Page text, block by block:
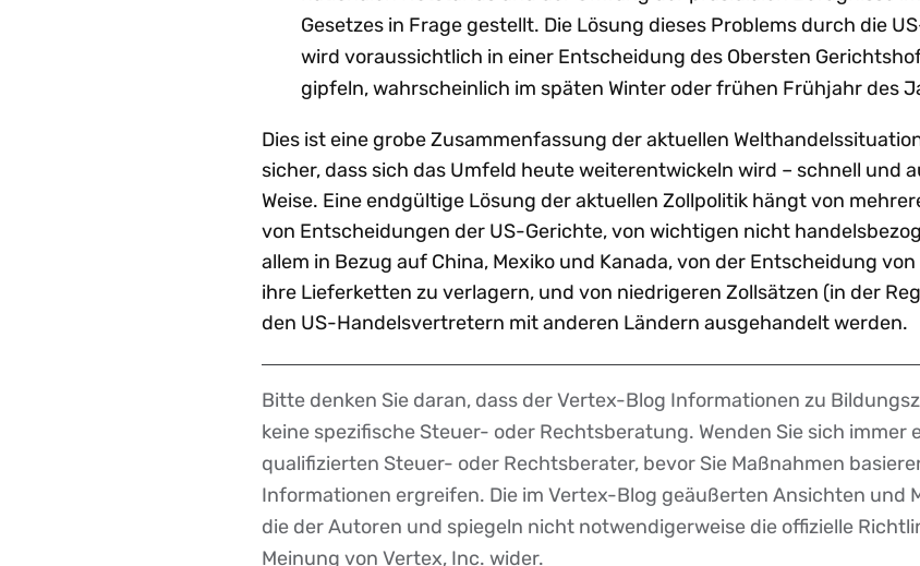
Gesetzes in Frage gestellt. Die Lösung dieses Problems durch die
wird voraussichtlich in einer Entscheidung des Obersten
gipfeln, wahrscheinlich im späten Winter oder frühen Frühjahr des
Dies ist eine grobe Zusammenfassung der aktuellen
sicher, dass sich das Umfeld heute weiterentwickeln wird – schnell und
Weise. Eine endgültige Lösung der aktuellen Zollpolitik hängt von
von Entscheidungen der US-Gerichte, von wichtigen nicht
allem in Bezug auf China, Mexiko und Kanada, von der Entscheidung
ihre Lieferketten zu verlagern, und von niedrigeren Zollsätzen (in der
den US-Handelsvertretern mit anderen Ländern ausgehandelt werden.
Disclaimer
Bitte denken Sie daran, dass der Vertex-Blog Informationen zu
keine spezifische Steuer- oder Rechtsberatung. Wenden Sie sich immer
qualifizierten Steuer- oder Rechtsberater, bevor Sie Maßnahmen
Informationen ergreifen. Die im Vertex-Blog geäußerten Ansichten und
die der Autoren und spiegeln nicht notwendigerweise die offizielle
Meinung von Vertex, Inc. wider.